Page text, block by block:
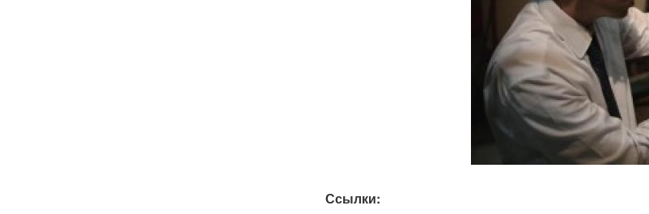
Ссылки: